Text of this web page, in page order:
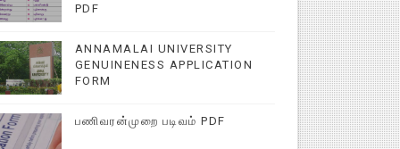
PDF
ANNAMALAI UNIVERSITY
GENUINENESS APPLICATION
FORM
பணிவரன்முறை படிவம் PDF